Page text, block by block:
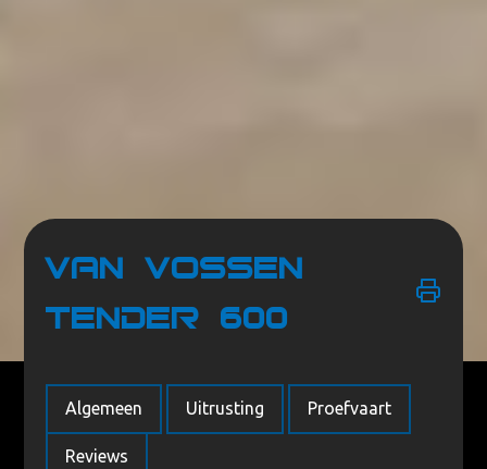
Van Vossen
Tender 600
Algemeen Uitrusting Proefvaart
Reviews